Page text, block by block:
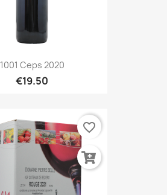
1001 Ceps 2020
€19.50
favorite_border